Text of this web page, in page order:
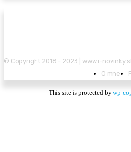
© Copyright 2018 - 2023 | www.i-
O mne
This site is protected by wp-